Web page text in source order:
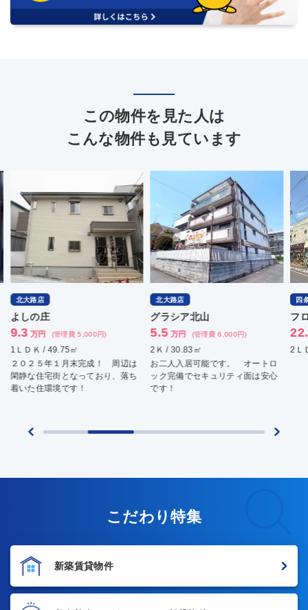
この物件を見た人は
こんな物件も見ています
は
ち
北大路店
グラシア北山
5.5 万円 (管理費 6,000円)
2Ｋ / 30.83㎡
お二人入居可能です。 オートロ
ック完備でセキュリティ面は安心
です！
四条烏丸店
フロンテージ堺町御門
22.5 万円 (管理費 9,000円)
2ＬＤＫ / 68.44㎡
こだわり特集
新築賃貸物件